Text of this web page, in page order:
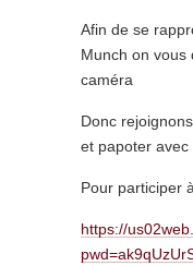
Afin de se
Munch on vous
caméra
Donc
et papoter avec
Pour participer
https://